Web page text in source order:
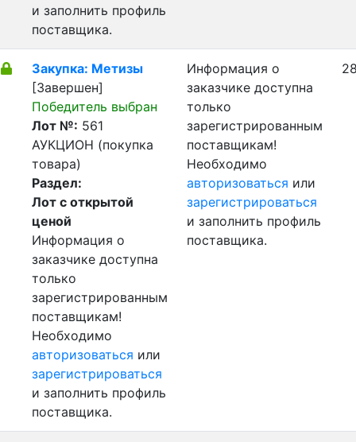
и заполнить профиль
поставщика.
Закупка: Метизы
[Завершен]
Победитель выбран
Лот №: 561
АУКЦИОН (покупка
товара)
Раздел:
Лот с открытой
ценой
Информация о
заказчике доступна
только
зарегистрированным
поставщикам!
Необходимо
авторизоваться или
зарегистрироваться
и заполнить профиль
поставщика.
Информация о
заказчике доступна
только
зарегистрированным
поставщикам!
Необходимо
авторизоваться или
зарегистрироваться
и заполнить профиль
поставщика.